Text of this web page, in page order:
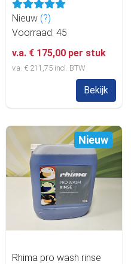
Nieuw (?)
Voorraad: 45
v.a. € 175,00 per stuk
v.a. € 211,75 incl. BTW
Bekijk
Nieuw
Rhima pro wash rinse